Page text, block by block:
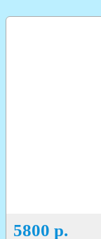
5800 р.